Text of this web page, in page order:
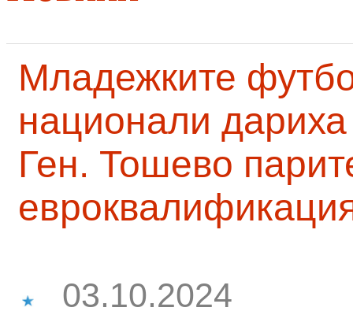
Младежките
национали
Ген. Тошево
03.10.2024